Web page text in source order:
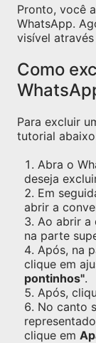
Pronto, você
WhatsApp.
visível
Como
Para excluir
tutorial
Abra o
deseja
Em
abrir a
Ao abrir a
na parte
Após, na
clique em
pontinhos".
Após,
No canto
clique em